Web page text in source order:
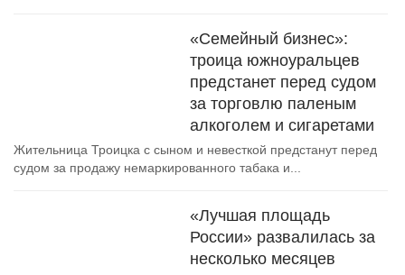
«Семейный бизнес»:
троица южноуральцев
предстанет перед судом
за торговлю паленым
алкоголем и сигаретами
Жительница Троицка с сыном и невесткой предстанут перед
судом за продажу немаркированного табака и...
«Лучшая площадь
России» развалилась за
несколько месяцев